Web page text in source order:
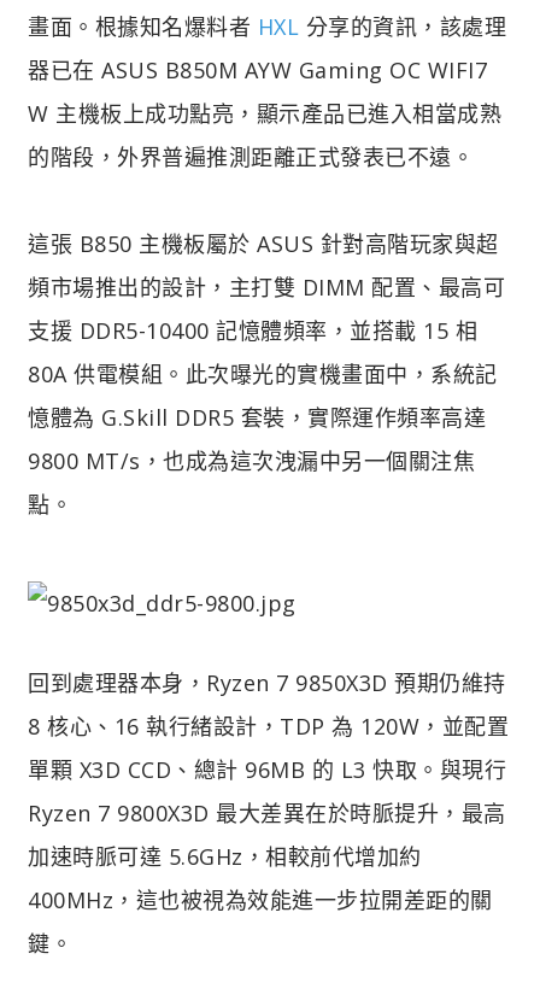
畫面。根據知名爆料者 HXL 分享的資訊，該處理
器已在 ASUS B850M AYW Gaming OC WIFI7
W 主機板上成功點亮，顯示產品已進入相當成熟
的階段，外界普遍推測距離正式發表已不遠。
這張 B850 主機板屬於 ASUS 針對高階玩家與超
頻市場推出的設計，主打雙 DIMM 配置、最高可
支援 DDR5-10400 記憶體頻率，並搭載 15 相
80A 供電模組。此次曝光的實機畫面中，系統記
憶體為 G.Skill DDR5 套裝，實際運作頻率高達
9800 MT/s，也成為這次洩漏中另一個關注焦
點。
回到處理器本身，Ryzen 7 9850X3D 預期仍維持
8 核心、16 執行緒設計，TDP 為 120W，並配置
單顆 X3D CCD、總計 96MB 的 L3 快取。與現行
Ryzen 7 9800X3D 最大差異在於時脈提升，最高
加速時脈可達 5.6GHz，相較前代增加約
400MHz，這也被視為效能進一步拉開差距的關
鍵。